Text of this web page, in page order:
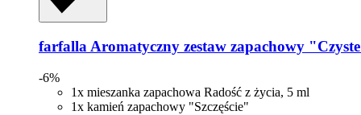
farfalla Aromatyczny zestaw zapachowy "Czyste
-6%
1x mieszanka zapachowa Radość z życia, 5 ml
1x kamień zapachowy "Szczęście"